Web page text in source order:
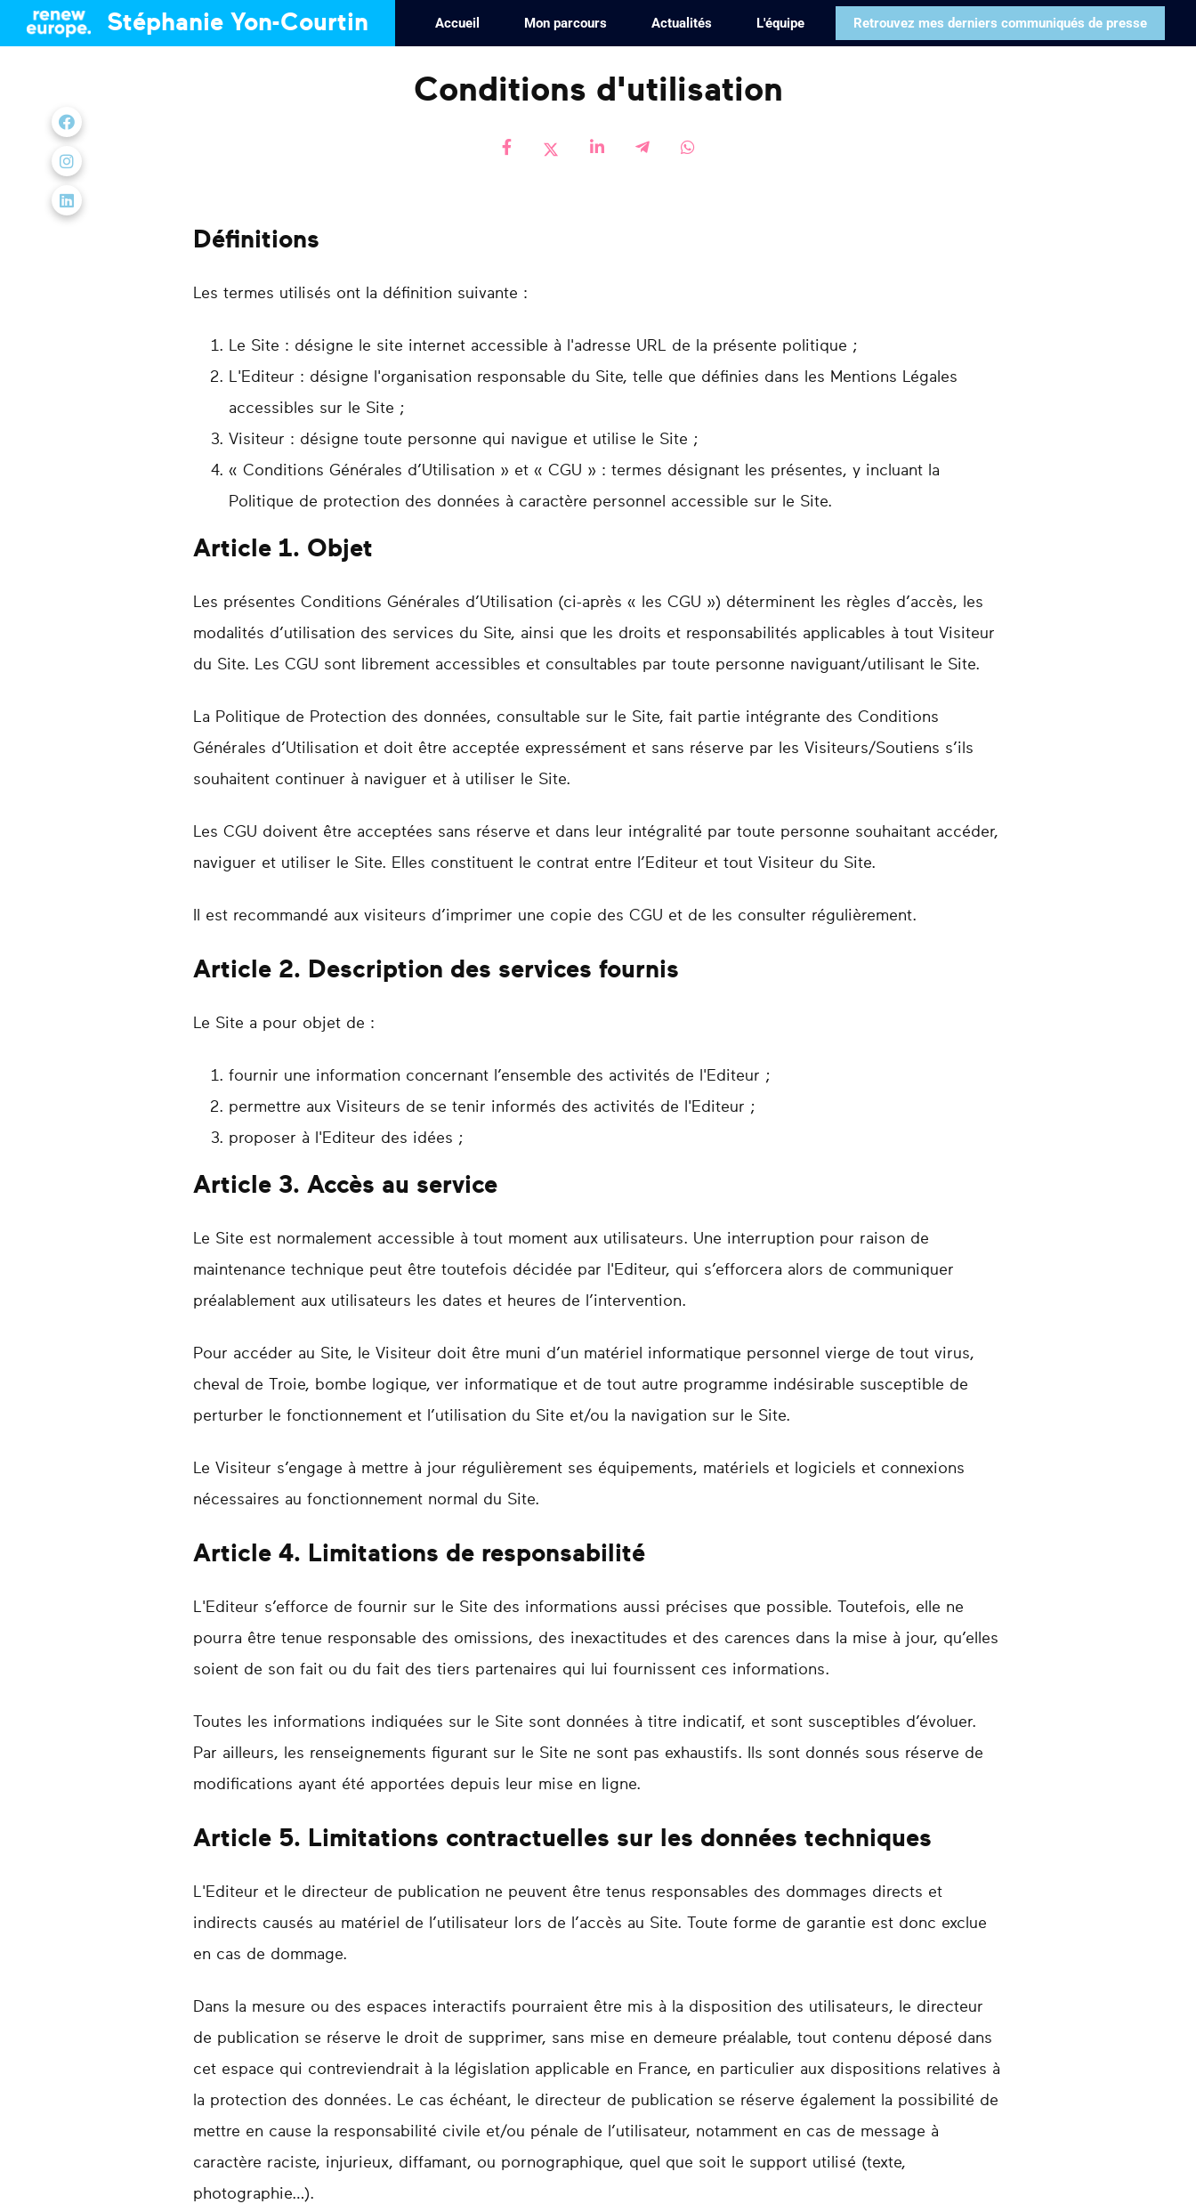
Stéphanie Yon-Courtin Accueil Mon parcours Actualités L'équipe Retrouvez mes derniers communiqués de presse
Conditions d'utilisation
Définitions
Les termes utilisés ont la définition suivante :
Le Site : désigne le site internet accessible à l'adresse URL de la présente politique ;
L'Editeur : désigne l'organisation responsable du Site, telle que définies dans les Mentions Légales
accessibles sur le Site ;
Visiteur : désigne toute personne qui navigue et utilise le Site ;
« Conditions Générales d’Utilisation » et « CGU » : termes désignant les présentes, y incluant la
Politique de protection des données à caractère personnel accessible sur le Site.
Article 1. Objet
Les présentes Conditions Générales d’Utilisation (ci-après « les CGU ») déterminent les règles d’accès, les
modalités d’utilisation des services du Site, ainsi que les droits et responsabilités applicables à tout Visiteur
du Site. Les CGU sont librement accessibles et consultables par toute personne naviguant/utilisant le Site.
La Politique de Protection des données, consultable sur le Site, fait partie intégrante des Conditions
Générales d’Utilisation et doit être acceptée expressément et sans réserve par les Visiteurs/Soutiens s’ils
souhaitent continuer à naviguer et à utiliser le Site.
Les CGU doivent être acceptées sans réserve et dans leur intégralité par toute personne souhaitant accéder,
naviguer et utiliser le Site. Elles constituent le contrat entre l’Editeur et tout Visiteur du Site.
Il est recommandé aux visiteurs d’imprimer une copie des CGU et de les consulter régulièrement.
Article 2. Description des services fournis
Le Site a pour objet de :
fournir une information concernant l’ensemble des activités de l'Editeur ;
permettre aux Visiteurs de se tenir informés des activités de l'Editeur ;
proposer à l'Editeur des idées ;
Article 3. Accès au service
Le Site est normalement accessible à tout moment aux utilisateurs. Une interruption pour raison de
maintenance technique peut être toutefois décidée par l'Editeur, qui s’efforcera alors de communiquer
préalablement aux utilisateurs les dates et heures de l’intervention.
Pour accéder au Site, le Visiteur doit être muni d’un matériel informatique personnel vierge de tout virus,
cheval de Troie, bombe logique, ver informatique et de tout autre programme indésirable susceptible de
perturber le fonctionnement et l’utilisation du Site et/ou la navigation sur le Site.
Le Visiteur s’engage à mettre à jour régulièrement ses équipements, matériels et logiciels et connexions
nécessaires au fonctionnement normal du Site.
Article 4. Limitations de responsabilité
L'Editeur s’efforce de fournir sur le Site des informations aussi précises que possible. Toutefois, elle ne
pourra être tenue responsable des omissions, des inexactitudes et des carences dans la mise à jour, qu’elles
soient de son fait ou du fait des tiers partenaires qui lui fournissent ces informations.
Toutes les informations indiquées sur le Site sont données à titre indicatif, et sont susceptibles d’évoluer.
Par ailleurs, les renseignements figurant sur le Site ne sont pas exhaustifs. Ils sont donnés sous réserve de
modifications ayant été apportées depuis leur mise en ligne.
Article 5. Limitations contractuelles sur les données techniques
L'Editeur et le directeur de publication ne peuvent être tenus responsables des dommages directs et
indirects causés au matériel de l’utilisateur lors de l’accès au Site. Toute forme de garantie est donc exclue
en cas de dommage.
Dans la mesure ou des espaces interactifs pourraient être mis à la disposition des utilisateurs, le directeur
de publication se réserve le droit de supprimer, sans mise en demeure préalable, tout contenu déposé dans
cet espace qui contreviendrait à la législation applicable en France, en particulier aux dispositions relatives à
la protection des données. Le cas échéant, le directeur de publication se réserve également la possibilité de
mettre en cause la responsabilité civile et/ou pénale de l’utilisateur, notamment en cas de message à
caractère raciste, injurieux, diffamant, ou pornographique, quel que soit le support utilisé (texte,
photographie…).
Nous retrouver sur Facebook
Nous retrouver sur Instagram
Nous retrouver sur LinkedIn